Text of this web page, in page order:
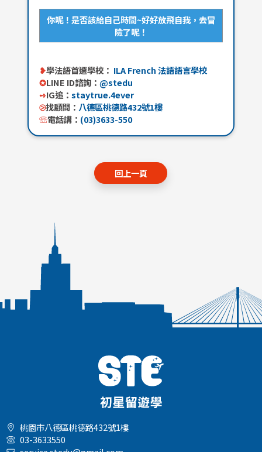
你呢！是否該給自己時間~好好放飛自我，去冒
險了呢！
❥學法語首選學校： ILA French 法語語言學校
✪LINE ID諮詢： @stedu
➺IG追： staytrue.4ever
⧁找顧問： 八德區桃德路432號1樓
☏電話講： (03)3633-550
回上一頁
桃園市八德區桃德路432號1樓
03-3633550